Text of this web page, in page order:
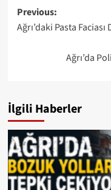
Post
navigation
Previous:
Ağrı’daki Pasta
Ağrı’da
İlgili Haberler